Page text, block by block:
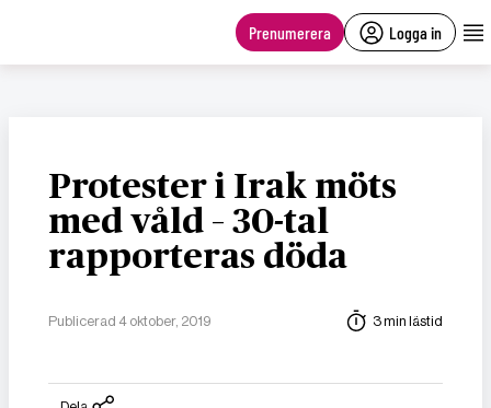
Prenumerera Logga in
Protester i Irak möts
med våld – 30-tal
rapporteras döda
Publicerad 4 oktober, 2019 3 min lästid